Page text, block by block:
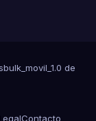
de
Contacto